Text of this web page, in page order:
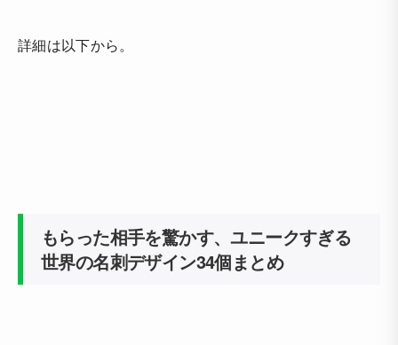
詳細は以下から。
もらった相手を驚かす、ユニークすぎる
世界の名刺デザイン34個まとめ